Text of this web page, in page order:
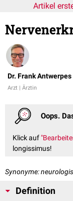
Artikel
Dr. Frank Antwerpes
Arzt | Ärztin
Oops.
Klick auf
longissimus!
Synonyme:
Definition